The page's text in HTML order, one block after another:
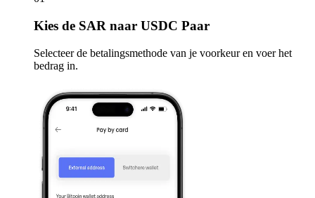
Kies de SAR naar USDC Paar
Selecteer de betalingsmethode van je voorkeur en voer het
bedrag in.